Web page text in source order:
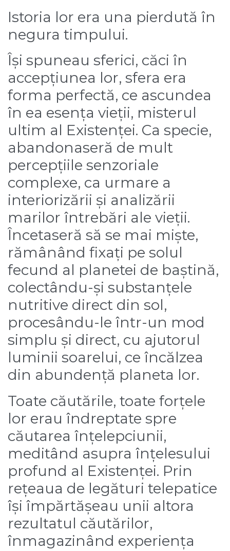
Istoria lor era una pierdută în
negura timpului.
Își spuneau sferici, căci în
accepțiunea lor, sfera era
forma perfectă, ce ascundea
în ea esența vieții, misterul
ultim al Existenței. Ca specie,
abandonaseră de mult
percepțiile senzoriale
complexe, ca urmare a
interiorizării și analizării
marilor întrebări ale vieții.
Încetaseră să se mai miște,
rămânând fixați pe solul
fecund al planetei de baștină,
colectându-și substanțele
nutritive direct din sol,
procesându-le într-un mod
simplu și direct, cu ajutorul
luminii soarelui, ce încălzea
din abundență planeta lor.
Toate căutările, toate forțele
lor erau îndreptate spre
căutarea înțelepciunii,
meditând asupra înțelesului
profund al Existenței. Prin
rețeaua de legături telepatice
își împărtășeau unii altora
rezultatul căutărilor,
înmagazinând experiența